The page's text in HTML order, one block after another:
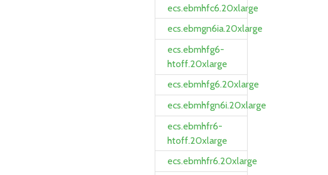
ecs.ebmhfc6.20xlarge
ecs.ebmgn6ia.20xlarge
ecs.ebmhfg6-
htoff.20xlarge
ecs.ebmhfg6.20xlarge
ecs.ebmhfgn6i.20xlarge
ecs.ebmhfr6-
htoff.20xlarge
ecs.ebmhfr6.20xlarge